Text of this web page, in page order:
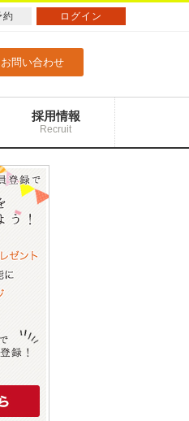
お問い合わせ
採用情報
Recruit
約 ログイン